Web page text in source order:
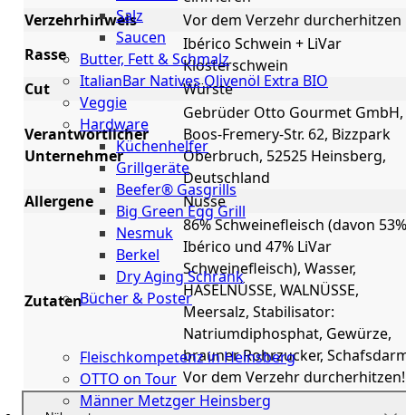
Salz
Saucen
Butter, Fett & Schmalz
ItalianBar Natives Olivenöl Extra BIO
Veggie
Hardware
Küchenhelfer
Grillgeräte
Beefer® Gasgrills
Big Green Egg Grill
Nesmuk
Berkel
Dry Aging Schrank
Bücher & Poster
Fleischkompetenz in Heinsberg
OTTO on Tour
Männer Metzger Heinsberg
Verzehrhinweis
Vor dem Verzehr durcherhitzen
Rasse
Ibérico Schwein + LiVar
Klosterschwein
Cut
Würste
Verantwortlicher
Unternehmer
Gebrüder Otto Gourmet GmbH,
Boos-Fremery-Str. 62, Bizzpark
Oberbruch, 52525 Heinsberg,
Deutschland
Allergene
Nüsse
Zutaten
86% Schweinefleisch (davon 53%
Ibérico und 47% LiVar
Schweinefleisch), Wasser,
HASELNÜSSE, WALNÜSSE,
Meersalz, Stabilisator:
Natriumdiphosphat, Gewürze,
brauner Rohrzucker,
Vor dem Verzehr durcherhitzen!